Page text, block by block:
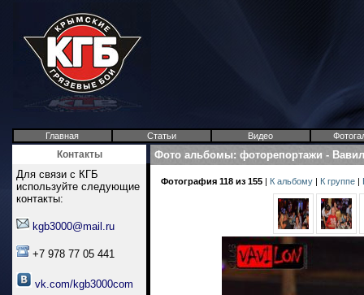
Главная Статьи Видео
Контакты
Для связи с КГБ
используйте следующие
контакты:
kgb3000@mail.ru
+7 978 77 05 441
vk.com/kgb3000com
Фото альбомы: фоторепортажи -
Фотография 118 из 155 | К альбому | К группе |